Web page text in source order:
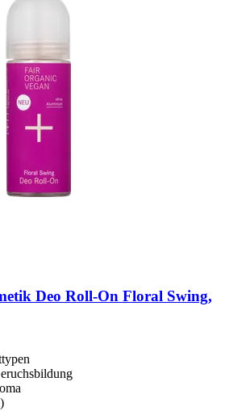
Deo Roll-​On Floral Swing,